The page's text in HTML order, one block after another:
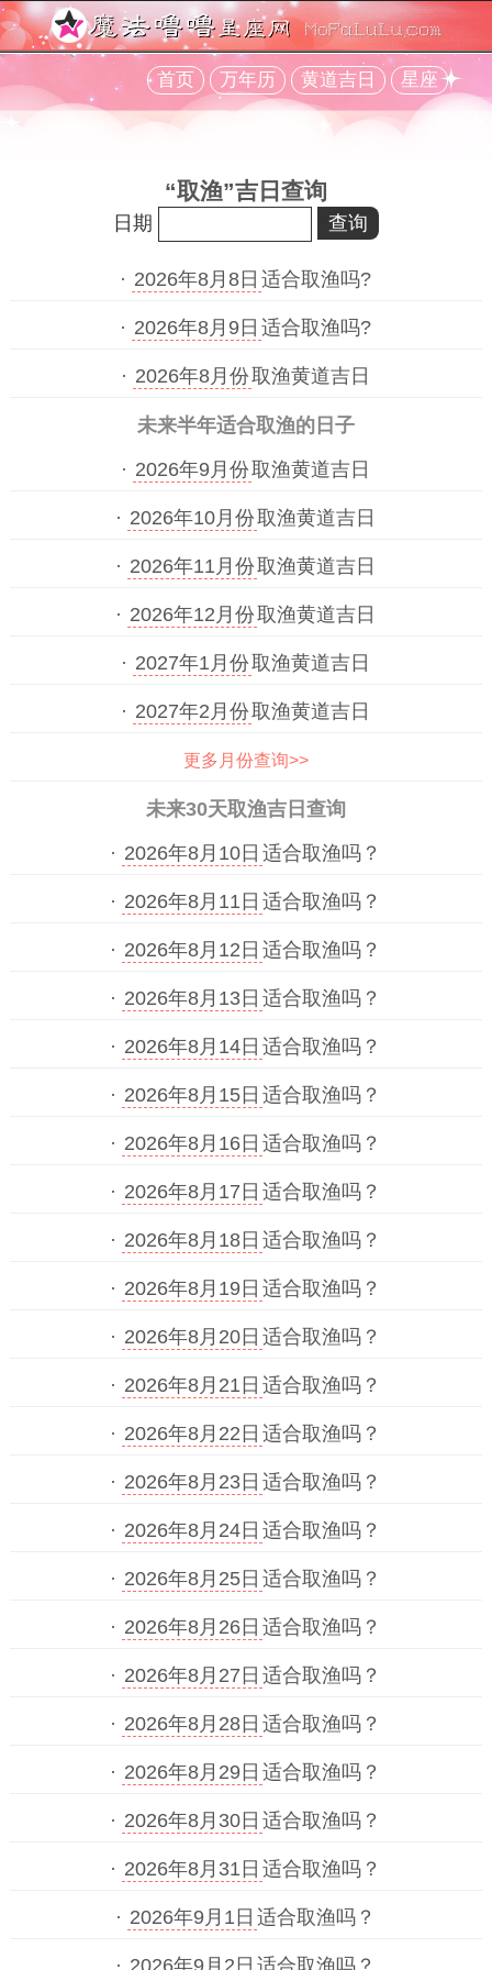
首页 万年历 黄道吉日 星座
“取渔”吉日查询
日期
· 2026年8月8日 适合取渔吗?
· 2026年8月9日 适合取渔吗?
· 2026年8月份取渔黄道吉日
未来半年适合取渔的日子
· 2026年9月份取渔黄道吉日
· 2026年10月份取渔黄道吉日
· 2026年11月份取渔黄道吉日
· 2026年12月份取渔黄道吉日
· 2027年1月份取渔黄道吉日
· 2027年2月份取渔黄道吉日
更多月份查询>>
未来30天取渔吉日查询
· 2026年8月10日 适合取渔吗？
· 2026年8月11日 适合取渔吗？
· 2026年8月12日 适合取渔吗？
· 2026年8月13日 适合取渔吗？
· 2026年8月14日 适合取渔吗？
· 2026年8月15日 适合取渔吗？
· 2026年8月16日 适合取渔吗？
· 2026年8月17日 适合取渔吗？
· 2026年8月18日 适合取渔吗？
· 2026年8月19日 适合取渔吗？
· 2026年8月20日 适合取渔吗？
· 2026年8月21日 适合取渔吗？
· 2026年8月22日 适合取渔吗？
· 2026年8月23日 适合取渔吗？
· 2026年8月24日 适合取渔吗？
· 2026年8月25日 适合取渔吗？
· 2026年8月26日 适合取渔吗？
· 2026年8月27日 适合取渔吗？
· 2026年8月28日 适合取渔吗？
· 2026年8月29日 适合取渔吗？
· 2026年8月30日 适合取渔吗？
· 2026年8月31日 适合取渔吗？
· 2026年9月1日 适合取渔吗？
· 2026年9月2日 适合取渔吗？